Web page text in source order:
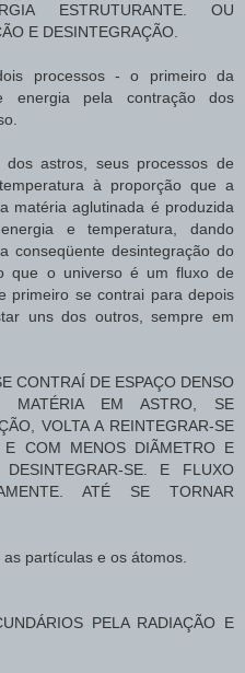
ESTRUTURANTE. OU
E DESINTEGRAÇÃO.
processos - o primeiro da
energia pela contração dos
astros, seus processos de
à proporção que a
matéria aglutinada é produzida
e temperatura, dando
conseqüente desintegração do
que o universo é um fluxo de
primeiro se contrai para depois
uns dos outros, sempre em
CONTRAÍ DE ESPAÇO DENSO
EM ASTRO, SE
VOLTA A REINTEGRAR-SE
E COM MENOS DIÃMETRO E
SE. E FLUXO
ATÉ SE TORNAR
partículas e os átomos.
PELA RADIAÇÃO E